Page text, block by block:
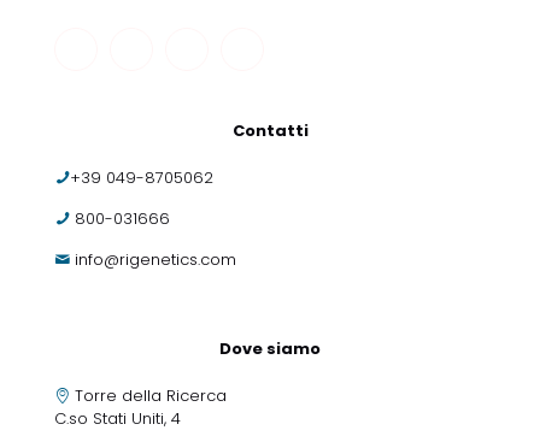
Contatti
+39 049-8705062
800-031666
info@rigenetics.com
Dove siamo
Torre della Ricerca
C.so Stati Uniti, 4